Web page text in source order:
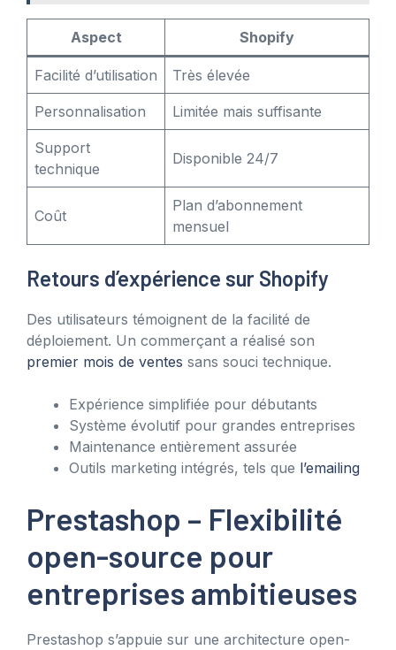
Aspect Shopify
Facilité d’utilisation Très élevée
Personnalisation Limitée mais suffisante
Support
technique
Disponible 24/7
Coût
Plan d’abonnement
mensuel
Retours d’expérience sur Shopify
Des utilisateurs témoignent de la facilité de
déploiement. Un commerçant a réalisé son
premier mois de ventes sans souci technique.
Expérience simplifiée pour débutants
Système évolutif pour grandes entreprises
Maintenance entièrement assurée
Outils marketing intégrés, tels que l’emailing
Prestashop – Flexibilité
open-source pour
entreprises ambitieuses
Prestashop s’appuie sur une architecture open-